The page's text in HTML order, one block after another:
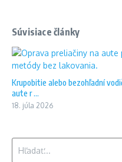
Súvisiace články
Krupobitie alebo bezohľadní
aute r ...
18. júla 2026